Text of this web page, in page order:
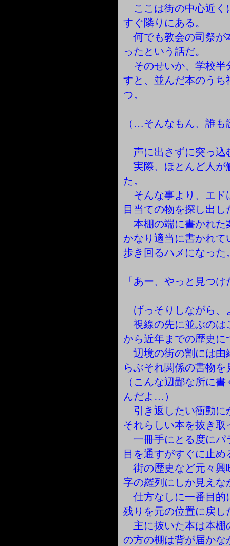
ここは街の中心近く
すぐ隣りにある。
何でも教会の司祭が
ったという話だ。
そのせいか、学校半
すと、並んだ本のう
つ。
（…そんなもん、誰も
声に出さずに突っ込
実際、ほとんど人が
た。
そんな事より、エド
目当ての物を探し出し
本棚の端に書かれた
かなり適当に書かれ
歩き回るハメになった
「あー、やっと見つけ
げっそりしながら、
視線の先に並ぶのは
から近年までの歴史
辺境の街の割には由
らぶそれ関係の書物
（こんな辺鄙な所に
んだよ…）
引き返したい衝動に
それらしい本を抜き取
一冊手にとる度にパ
目を通すがすぐに止め
街の歴史など元々興
字の羅列にしか見えな
仕方なしに一番目的
残りを元の位置に戻し
主に抜いた本は本棚
の方の棚は背が届か